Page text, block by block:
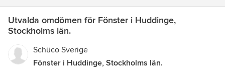
Utvalda omdömen för Fönster i Huddinge,
Stockholms län.
Schüco Sverige
Fönster i Huddinge, Stockholms län.